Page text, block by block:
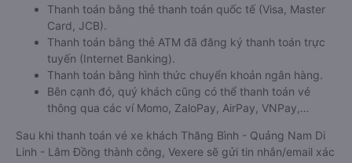
Thanh toán bằng thẻ thanh toán quốc tế (Visa, Master
Card, JCB).
Thanh toán bằng thẻ ATM đã đăng ký thanh toán trực
tuyến (Internet Banking).
Thanh toán bằng hình thức chuyển khoản ngân hàng.
Bên cạnh đó, quý khách cũng có thể thanh toán vé
thông qua các ví Momo, ZaloPay, AirPay, VNPay,…
Sau khi thanh toán vé xe khách Thăng Bình - Quảng Nam Di
Linh - Lâm Đồng thành công, Vexere sẽ gửi tin nhắn/email xác